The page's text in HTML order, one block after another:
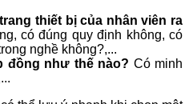
thiết bị của nhân viên ra
có đúng quy định không, có
nghề không?,...
đồng như thế nào? Có minh